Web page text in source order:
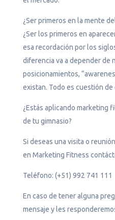
¿Ser primeros en la mente
¿Ser los primeros en
esa recordación por los
diferencia va a depender de
posicionamientos,
existan. Todo es cuestión de
¿Estás aplicando marketing
de tu gimnasio?
Si deseas una visita o
en Marketing Fitness
Teléfono: (+51) 992 741 111
En caso de tener alguna
mensaje y les